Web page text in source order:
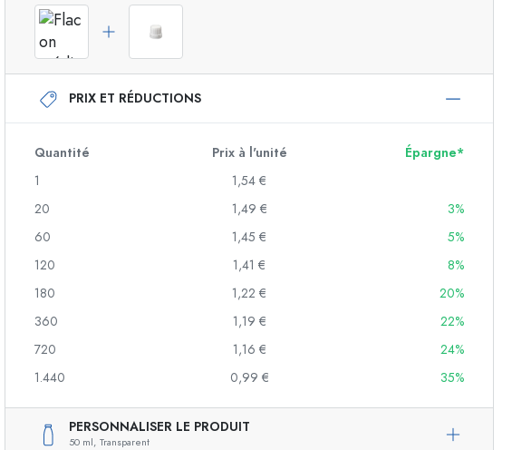
Bouteilles en verre 750 ml
Bouteilles en verre 1000 ml
Flacons airless
Bouteilles de gin
Bouteilles de Noël
Bouteilles décoratives
PRIX ET RÉDUCTIONS
Quantité Prix à l'unité
Épargne*
1
1,54 €
20
1,49 €
3%
60
1,45 €
5%
120
1,41 €
8%
180
1,22 €
20%
360
1,19 €
22%
720
1,16 €
24%
1.440
0,99 € 35%
PERSONNALISER LE PRODUIT
50 ml, Transparent